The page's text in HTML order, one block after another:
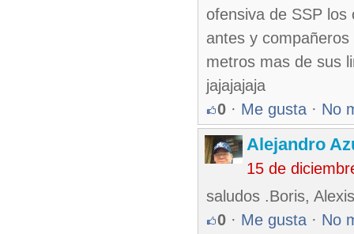
ofensiva de SSP
antes y
metros mas de sus
jajajajaja
0 · Me gusta · No
Alejandro
15 de
saludos .Boris,
0 · Me gusta · No